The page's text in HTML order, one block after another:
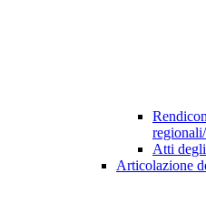
Atti
Articolazione